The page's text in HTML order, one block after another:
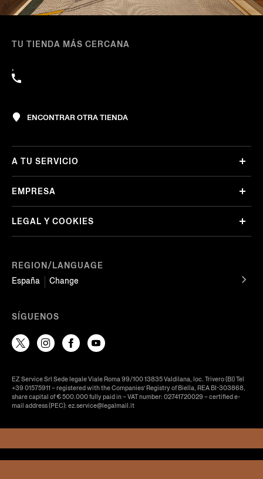
TU TIENDA MÁS CERCANA
,
ENCONTRAR OTRA TIENDA
REGION/LANGUAGE
España
Change
A TU SERVICIO
EMPRESA
LEGAL Y COOKIES
SÍGUENOS
EZ Service Srl Sede legale Viale Roma 99/100 13835 Valdilana, loc. Trivero (BI) Tel
+39 01575911 – registered with the Companies’ Registry of Biella, REA BI-303868,
share capital of € 500.000 fully paid in – VAT number: 02741720029 – certified e-
mail address (PEC): ez.service@legalmail.it